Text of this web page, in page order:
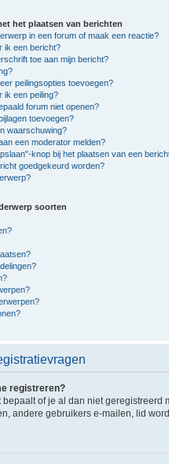
het plaatsen van berichten
in een forum of maak een reactie?
ik een bericht?
toe aan mijn bericht?
peilingsopties toevoegen?
ik een peiling?
forum niet openen?
toevoegen?
waarschuwing?
een moderator melden?
knop bij het plaatsen van een
goedgekeurd worden?
soorten
registreren?
bepaalt of je al dan niet
andere gebruikers e-mailen, lid